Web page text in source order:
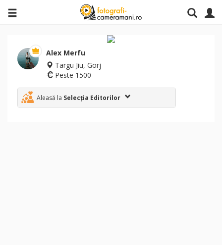
Alex Merfu
Targu Jiu, Gorj
Peste 1500
Aleasă la Selecția Editorilor